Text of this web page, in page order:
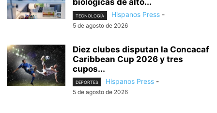
biológicas de alto...
TECNOLOGÍA Hispanos Press -
5 de agosto de 2026
Diez clubes disputan la Concacaf
Caribbean Cup 2026 y tres
cupos...
DEPORTES Hispanos Press -
5 de agosto de 2026